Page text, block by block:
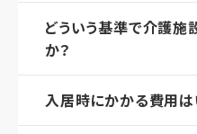
どういう基準で介護施
か？
入居時にかかる費用は